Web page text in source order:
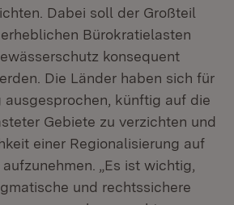
Dabei soll der Großteil
Bürokratielasten
konsequent
Die Länder haben sich für
ausgesprochen, künftig auf die
Gebiete zu verzichten und
einer Regionalisierung auf
„Es ist wichtig,
und rechtssichere